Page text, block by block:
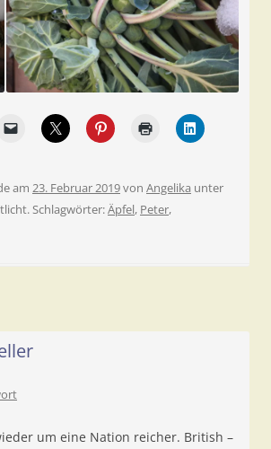
am 23. Februar 2019von Angelika unter
Schlagwörter:Äpfel, Peter,
um eine Nation reicher. British –